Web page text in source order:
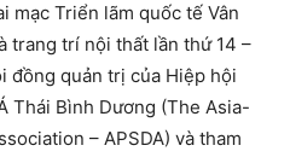
mạc Triển lãm quốc tế Vân
trang trí nội thất lần thứ 14 –
đồng quản trị của Hiệp hội
Thái Bình Dương (The Asia-
– APSDA) và tham